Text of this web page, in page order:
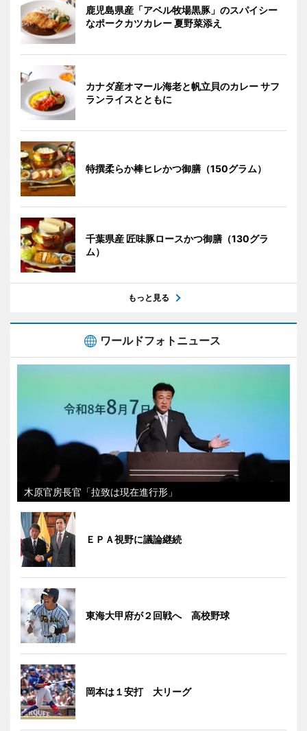
鹿児島県産「アベル牧場黒豚」のスパイシー
なポークカツカレー 夏野菜添え
カナダ産オマール海老と帆立貝のカレー サフ
ランライスとともに
特撰柔らか棒ヒレかつ御膳（150グラム）
千葉県産 匠味豚ロースかつ御膳（130グラ
ム）
もっと見る
ワールドフォトニュース
木原官房長官「拉致は現在進行形」
ＥＰＡ視野に議論継続
東海大甲府が２回戦へ 高校野球
岡本は１安打 大リーグ